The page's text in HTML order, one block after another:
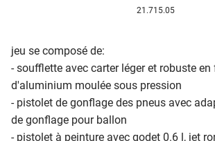
21.715.05
jeu se composé de:
- soufflette avec carter léger et robuste en
d'aluminium moulée sous pression
- pistolet de gonflage des pneus avec
de gonflage pour ballon
- pistolet à peinture avec godet 0.6 l, jet